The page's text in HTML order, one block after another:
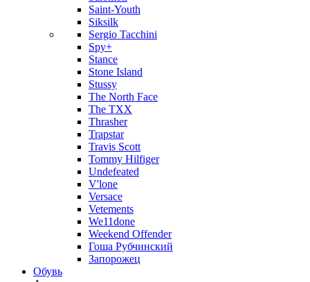
Saint-Youth
Siksilk
Sergio Tacchini
Spy+
Stance
Stone Island
Stussy
The North Face
The TXX
Thrasher
Trapstar
Travis Scott
Tommy Hilfiger
Undefeated
V'lone
Versace
Vetements
We11done
Weekend Offender
Гоша Рубчинский
Запорожец
Обувь